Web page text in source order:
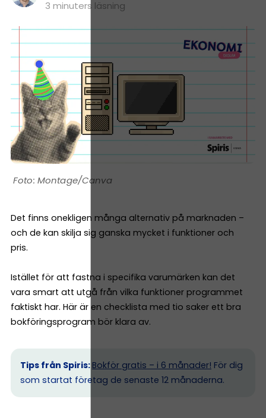
3 minuters läsning
Montage/Canva
Det finns onekligen många alternativ på marknaden –
och de kan skilja sig ganska mycket i funktioner och
pris.
Istället för att fastna i specifika varumärken kan det
vara smart att utgå från vilka funktioner programmet
faktiskt har. Här är en checklista med tio saker ett bra
bokföringsprogram bör klara av.
Tips från Spiris: Bokför gratis – i 6 månader! För dig
som startat företag de senaste 12 månaderna.